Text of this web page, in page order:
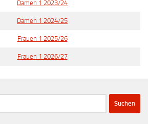
Damen 1 2023/24
Damen 1 2024/25
Frauen 1 2025/26
Frauen 1 2026/27